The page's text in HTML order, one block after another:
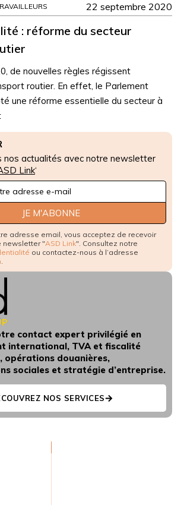
nos actualités avec notre newsletter
Link‘
JE M'ABONNE
adresse email, vous acceptez de recevoir
newsletter "ASD Link". Consultez notre
ou contactez-nous à l’adresse
contact expert privilégié en
international, TVA et fiscalité
opérations douanières,
sociales et stratégie d’entreprise.
NOS SERVICES
22 septembre 2020
: réforme du secteur
de nouvelles règles régissent
routier. En effet, le Parlement
une réforme essentielle du secteur à